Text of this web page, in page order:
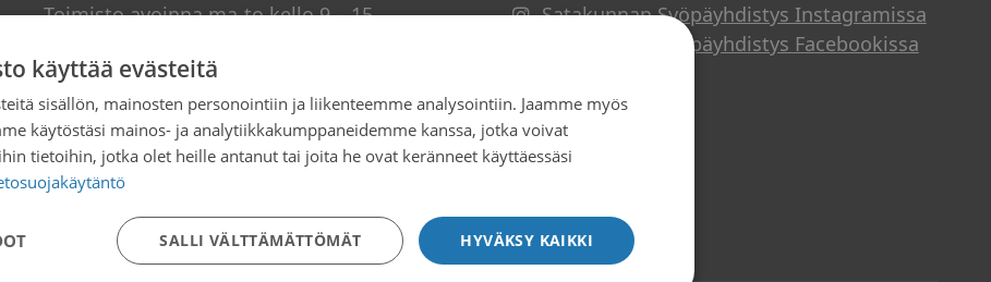
Toimisto avoinna ma-to kello 9 – 15
Satakunnan Syöpäyhdistys Instagramissa
Avautuu uuteen ikkunaan
Satakunnan Syöpäyhdistys Facebookissa
Avautuu uuteen ikkunaan
käyttää evästeitä
sisällön, mainosten personointiin ja liikenteemme analysointiin. Jaamme myös
käytöstäsi mainos- ja analytiikkakumppaneidemme kanssa, jotka voivat
tietoihin, jotka olet heille antanut tai joita he ovat keränneet käyttäessäsi
HYVÄKSY KAIKKI
SALLI VÄLTTÄMÄTTÖMÄT